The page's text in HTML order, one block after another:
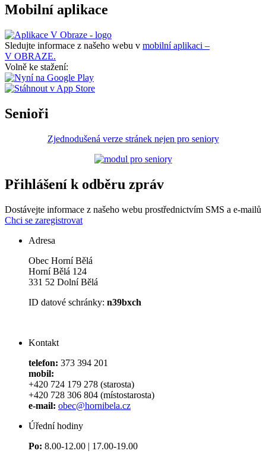
Mobilní aplikace
Sledujte informace z našeho webu v mobilní aplikaci –
V OBRAZE.
Volně ke stažení:
Senioři
Zjednodušená verze stránek nejen pro seniory
Přihlášení k odběru zpráv
Dostávejte informace z našeho webu prostřednictvím SMS a e-mailů
Chci se zaregistrovat
Adresa
Obec Horní Bělá
Horní Bělá 124
331 52 Dolní Bělá
ID datové schránky: n39bxch
Kontakt
telefon: 373 394 201
mobil:
+420 724 179 278 (starosta)
+420 728 306 804 (místostarosta)
e-mail: obec@hornibela.cz
Úřední hodiny
Po: 8.00-12.00 | 17.00-19.00